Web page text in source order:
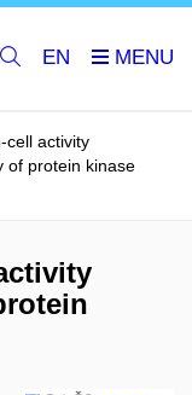
EN
cell activity
of protein kinase